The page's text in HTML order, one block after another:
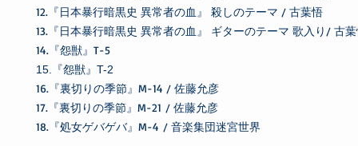
12.『日本暴行暗黒史 異常者の血』 殺しのテーマ / 古葉悟
13.『日本暴行暗黒史 異常者の血』 ギターのテーマ 歌入り/ 古
14.『怨獣』T-5
15.『怨獣』T-2
16.『裏切りの季節』M-14 / 佐藤允彦
17.『裏切りの季節』M-21 / 佐藤允彦
18.『処女ゲバゲバ』M-4 / 音楽集団迷宮世界